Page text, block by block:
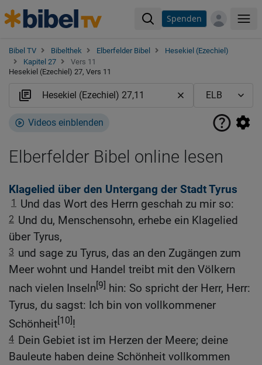
Spenden
Bibel TV Bibelthek Elberfelder Bibel
Hesekiel (Ezechiel)
Kapitel 27
Vers 11
Hesekiel (Ezechiel) 27, Vers 11
Videos einblenden
Elberfelder Bibel online lesen
Klagelied über den Untergang der Stadt Tyrus
1 Und das Wort des Herrn geschah zu mir so:
2 Und du, Menschensohn, erhebe ein Klagelied
über Tyrus,
3 und sage zu Tyrus, das an den Zugängen zum
Meer wohnt und Handel treibt mit den Völkern
nach vielen Inseln[9] hin: So spricht der Herr, Herr:
Tyrus, du sagst: Ich bin von vollkommener
Schönheit[10]!
4 Dein Gebiet ist im Herzen der Meere; deine
Bauleute haben deine Schönheit vollkommen